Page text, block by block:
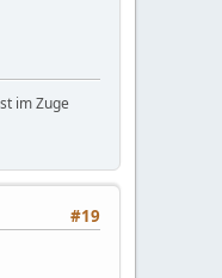
im Zuge
#19